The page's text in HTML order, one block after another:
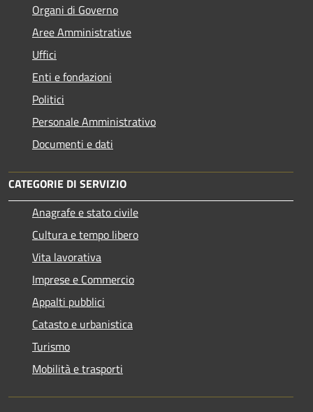
Organi di Governo
Aree Amministrative
Uffici
Enti e fondazioni
Politici
Personale Amministrativo
Documenti e dati
CATEGORIE DI SERVIZIO
Anagrafe e stato civile
Cultura e tempo libero
Vita lavorativa
Imprese e Commercio
Appalti pubblici
Catasto e urbanistica
Turismo
Mobilità e trasporti